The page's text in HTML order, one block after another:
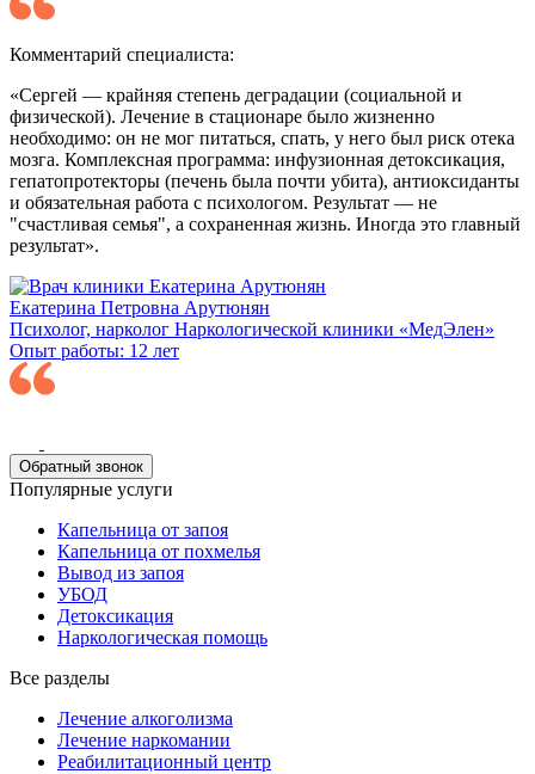
Комментарий специалиста:
«Сергей — крайняя степень деградации (социальной и
физической). Лечение в стационаре было жизненно
необходимо: он не мог питаться, спать, у него был риск отека
мозга. Комплексная программа: инфузионная детоксикация,
гепатопротекторы (печень была почти убита), антиоксиданты
и обязательная работа с психологом. Результат — не
"счастливая семья", а сохраненная жизнь. Иногда это главный
результат».
Екатерина Петровна Арутюнян
Психолог, нарколог Наркологической клиники «МедЭлен»
Опыт работы: 12 лет
Обратный звонок
Популярные услуги
Капельница от запоя
Капельница от похмелья
Вывод из запоя
УБОД
Детоксикация
Наркологическая помощь
Все разделы
Лечение алкоголизма
Лечение наркомании
Реабилитационный центр